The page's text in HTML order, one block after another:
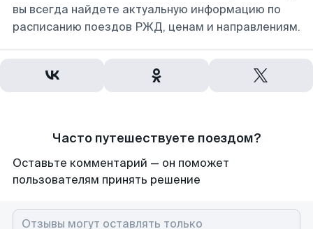
вы всегда найдете актуальную информацию по
расписанию поездов РЖД, ценам и направлениям.
Часто путешествуете поездом?
Оставьте комментарий — он поможет
пользователям принять решение